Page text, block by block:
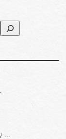
…